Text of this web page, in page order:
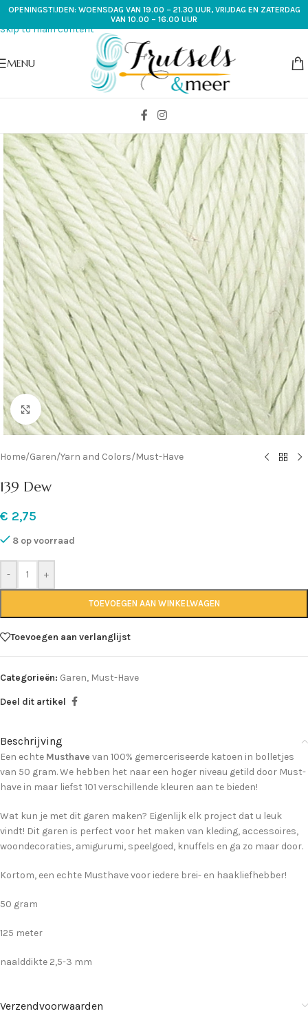
Skip to navigation
Skip to main content
OPENINGSTIJDEN: WOENSDAG VAN 19.00 – 21.30 UUR, VRIJDAG EN ZATERDAG
VAN 10.00 – 16.00 UUR
MENU
Klik om te vergroten
Home/Garen/Yarn and Colors/Must-Have
139 Dew
€ 2,75
8 op voorraad
- +
TOEVOEGEN AAN WINKELWAGEN
Toevoegen aan verlanglijst
Categorieën: Garen, Must-Have
Deel dit artikel
Beschrijving
Een echte Musthave van 100% gemerceriseerde katoen in bolletjes
van 50 gram. We hebben het naar een hoger niveau getild door Must-
have in maar liefst 101 verschillende kleuren aan te bieden!
Wat kun je met dit garen maken? Eigenlijk elk project dat u leuk
vindt! Dit garen is perfect voor het maken van kleding, accessoires,
woondecoraties, amigurumi, speelgoed, knuffels en ga zo maar door.
Kortom, een echte Musthave voor iedere brei- en haakliefhebber!
50 gram
125 meter
naalddikte 2,5-3 mm
Verzendvoorwaarden